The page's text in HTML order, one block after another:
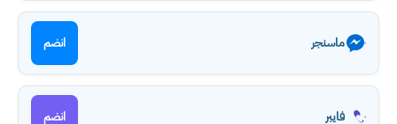
ماسنجر انضم
فايبر انضم